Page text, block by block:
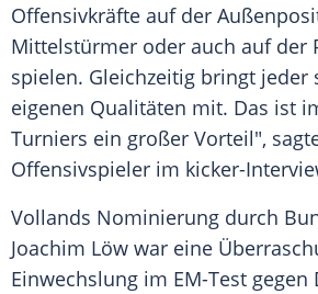
Offensivkräfte auf der
Mittelstürmer oder auch auf der
spielen. Gleichzeitig bringt jeder
eigenen Qualitäten mit. Das ist
Turniers ein großer Vorteil",
Offensivspieler im kicker-
Vollands Nominierung durch
Joachim Löw war eine
Einwechslung im EM-Test gegen